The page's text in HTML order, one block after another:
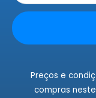
Rastrear Pedidos
Preços e
compras